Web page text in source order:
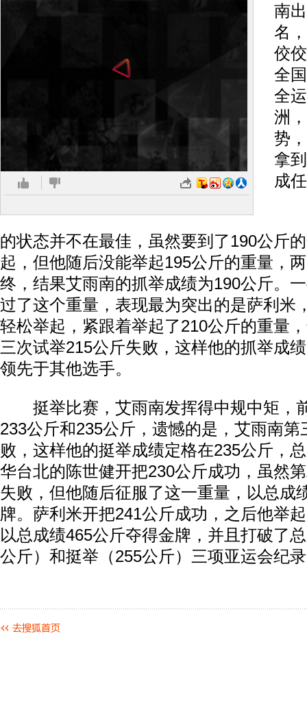
南
名
佼
全
全
洲
势
拿
成
的状态并不在最佳，虽然要到了190公斤
起，但他随后没能举起195公斤的重量，
终，结果艾雨南的抓举成绩为190公斤。
过了这个重量，表现最为突出的是萨利米
轻松举起，紧跟着举起了210公斤的重量
三次试举215公斤失败，这样他的抓举成
领先于其他选手。
挺举比赛，艾雨南发挥得中规中矩，
233公斤和235公斤，遗憾的是，艾雨南第
败，这样他的挺举成绩定格在235公斤，
华台北的陈世健开把230公斤成功，虽然
失败，但他随后征服了这一重量，以总成
牌。萨利米开把241公斤成功，之后他举
以总成绩465公斤夺得金牌，并且打破了
公斤）和挺举（255公斤）三项亚运会纪